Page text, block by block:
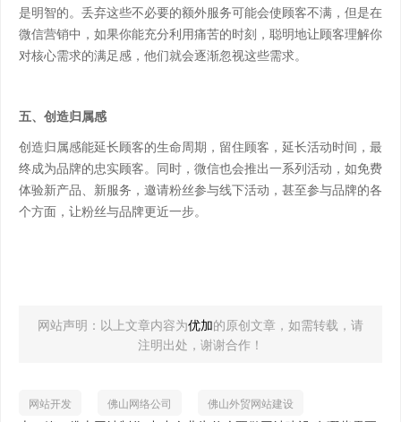
是明智的。丢弃这些不必要的额外服务可能会使顾客不满，但是在
微信营销中，如果你能充分利用痛苦的时刻，聪明地让顾客理解你
对核心需求的满足感，他们就会逐渐忽视这些需求。
五、创造归属感
创造归属感能延长顾客的生命周期，留住顾客，延长活动时间，最
终成为品牌的忠实顾客。同时，微信也会推出一系列活动，如免费
体验新产品、新服务，邀请粉丝参与线下活动，甚至参与品牌的各
个方面，让粉丝与品牌更近一步。
网站声明：以上文章内容为优加的原创文章，如需转载，请
注明出处，谢谢合作！
网站开发 佛山网络公司 佛山外贸网站建设